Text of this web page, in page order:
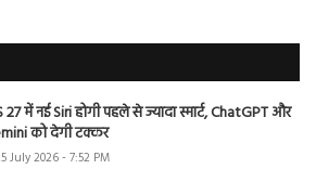
27 में नई Siri होगी पहले से ज्यादा स्मार्ट, ChatGPT और
को देगी टक्कर
July 2026 - 7:52 PM